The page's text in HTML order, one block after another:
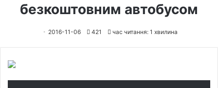
безкоштовним автобусом
2016-11-06 421 час читання: 1 хвилина